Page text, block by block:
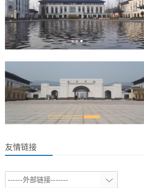
友情链接
------外部链接-------